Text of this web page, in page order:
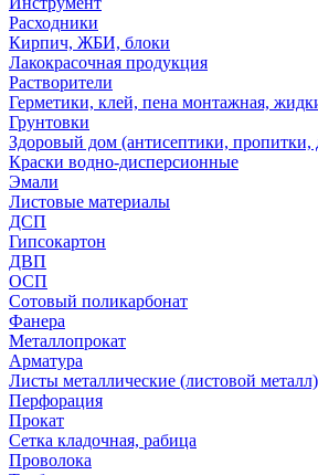
Расходники
Кирпич, ЖБИ, блоки
Лакокрасочная продукция
Растворители
Герметики, клей, пена монтажная,
Грунтовки
Здоровый дом (антисептики, пропитки,
Краски водно-дисперсионные
Эмали
Листовые материалы
ДСП
Гипсокартон
ДВП
ОСП
Сотовый поликарбонат
Фанера
Металлопрокат
Арматура
Листы металлические (листовой металл)
Перфорация
Прокат
Сетка кладочная, рабица
Проволока